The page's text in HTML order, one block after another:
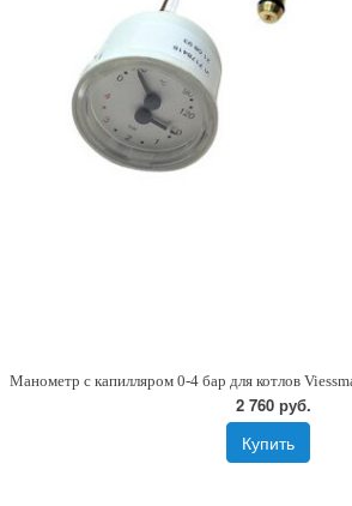
Манометр с капилляром 0-4 бар для котлов
2 760 руб.
Купить